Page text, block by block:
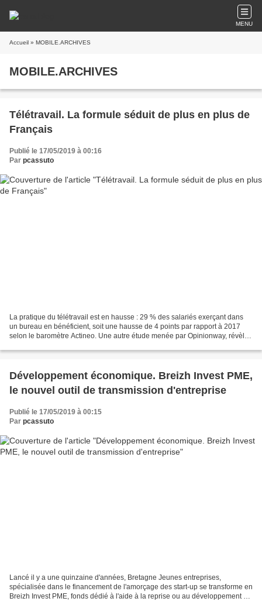
MENU
Accueil » MOBILE.ARCHIVES
MOBILE.ARCHIVES
Télétravail. La formule séduit de plus en plus de
Français
Publié le 17/05/2019 à 00:16
Par pcassuto
La pratique du télétravail est en hausse : 29 % des salariés exerçant dans
un bureau en bénéficient, soit une hausse de 4 points par rapport à 2017
selon le baromètre Actineo. Une autre étude menée par Opinionway, révèle
Développement économique. Breizh Invest PME,
le nouvel outil de transmission d'entreprise
Publié le 17/05/2019 à 00:15
Par pcassuto
Lancé il y a une quinzaine d'années, Bretagne Jeunes entreprises,
spécialisée dans le financement de l'amorçage des start-up se transforme en
Breizh Invest PME, fonds dédié à l'aide à la reprise ou au développement de